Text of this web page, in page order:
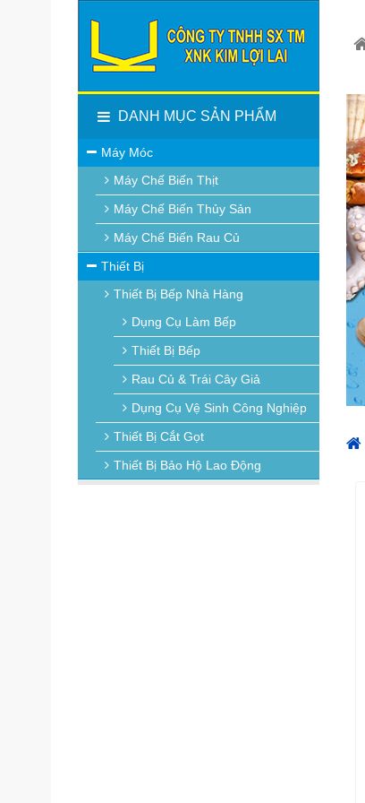
DANH MỤC SẢN PHẨM
Máy Móc
Máy Chế Biến Thịt
Máy Chế Biến Thủy Sản
Máy Chế Biến Rau Củ
Thiết Bị
Thiết Bị Bếp Nhà Hàng
Dụng Cụ Làm Bếp
Thiết Bị Bếp
Rau Củ & Trái Cây Giả
Dụng Cụ Vệ Sinh Công Nghiệp
Thiết Bị Cắt Gọt
Thiết Bị Bảo Hộ Lao Động